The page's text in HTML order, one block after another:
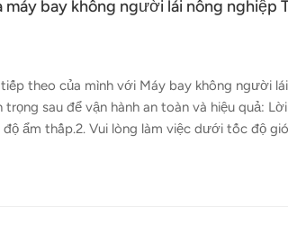
máy bay không người lái nông
theo của mình với Máy bay không người
sau để vận hành an toàn và hiệu quả:
ẩm thấp.2. Vui lòng làm việc dưới tốc độ
phun thuốc bằng máy bay không người
đúng thông số kỹ thuật.Thời tiếtThực hiện